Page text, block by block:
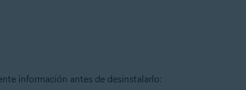
información antes de desinstalarlo: